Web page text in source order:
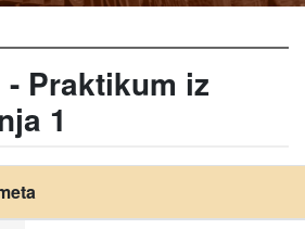
- Praktikum iz
1